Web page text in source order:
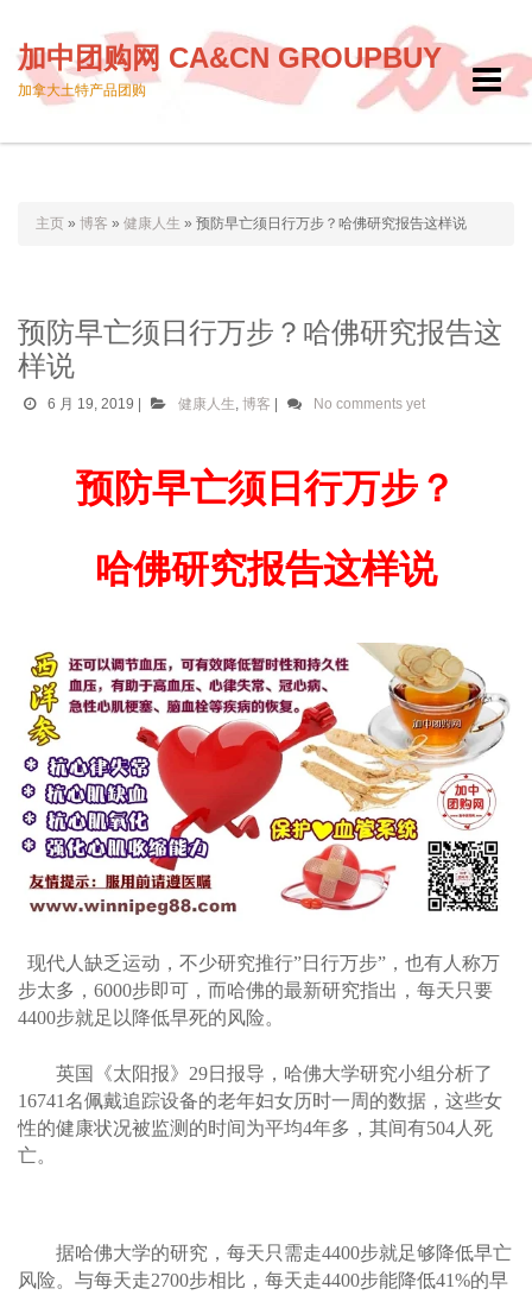
Toggle
加中团购网 CA&CN GROUPBUY
加拿大土特产品团购
主页 » 博客 » 健康人生 » 预防早亡须日行万步？哈佛研究报告这样说
预防早亡须日行万步？哈佛研究报告这
样说
6 月 19, 2019 健康人生, 博客 No comments yet
预防早亡须日行万步？
哈佛研究报告这样说
现代人缺乏运动，不少研究推行”日行万步”，也有人称万
步太多，6000步即可，而哈佛的最新研究指出，每天只要
4400步就足以降低早死的风险。
英国《太阳报》29日报导，哈佛大学研究小组分析了
16741名佩戴追踪设备的老年妇女历时一周的数据，这些女
性的健康状况被监测的时间为平均4年多，其间有504人死
亡。
据哈佛大学的研究，每天只需走4400步就足够降低早亡
风险。与每天走2700步相比，每天走4400步能降低41%的早